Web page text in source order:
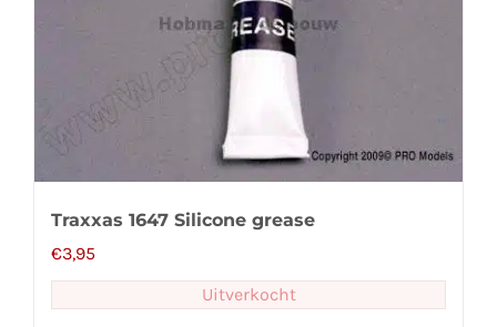
Traxxas 1647 Silicone grease
€3,95
Uitverkocht